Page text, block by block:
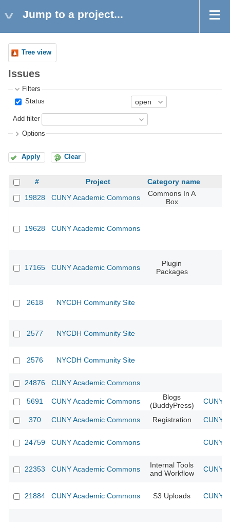
Jump to a project...
Tree view
Issues
Filters
Status
Add filter
Options
Apply Clear
# Project
Category name
19828
CUNY Academic Commons
Commons In A
Box
19628 CUNY Academic Commons
17165 CUNY Academic Commons
Plugin
Packages
2618 NYCDH Community Site
2577 NYCDH Community Site
2576 NYCDH Community Site
24876 CUNY Academic Commons
5691 CUNY Academic Commons
Blogs
(BuddyPress)
CUNY
370 CUNY Academic Commons Registration CUNY
24759 CUNY Academic Commons CUNY
22353 CUNY Academic Commons
Internal Tools
and Workflow
CUNY
21884 CUNY Academic Commons S3 Uploads CUNY